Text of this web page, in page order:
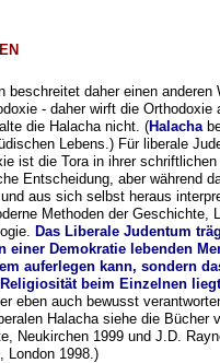
beschreitet daher einen anderen
- daher wirft die Orthodoxie
die Halacha nicht. (Halacha
Lebens.) Für liberale
ist die Tora in ihrer
Entscheidung, aber während
aus sich selbst heraus
Methoden der Geschichte,
Das Liberale Judentum
einer Demokratie lebenden
auferlegen kann, sondern
beim Einzelnen
eben auch bewusst
Halacha siehe die Bücher
Neukirchen 1999 und J.D.
London 1998.)